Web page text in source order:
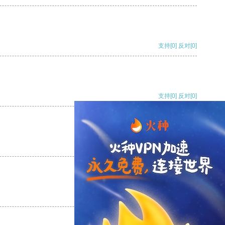
支持[0] 反对[0]
支持[0] 反对[0]
支持[0] 反对
支持